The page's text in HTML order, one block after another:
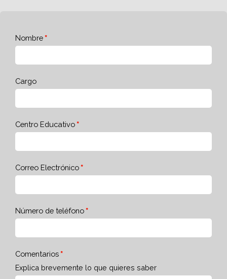
Nombre
Cargo
Centro Educativo
Correo Electrónico
Número de teléfono
Comentarios
Explica brevemente lo que quieres saber